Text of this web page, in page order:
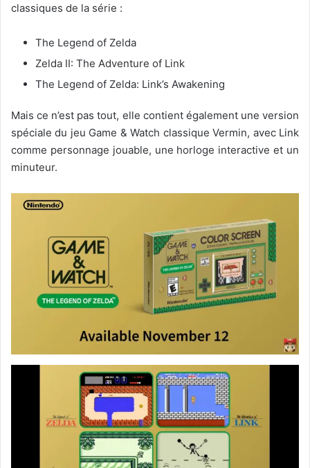
classiques de la série :
The Legend of Zelda
Zelda II: The Adventure of Link
The Legend of Zelda: Link’s Awakening
Mais ce n’est pas tout, elle contient également une version
spéciale du jeu Game & Watch classique Vermin, avec Link
comme personnage jouable, une horloge interactive et un
minuteur.